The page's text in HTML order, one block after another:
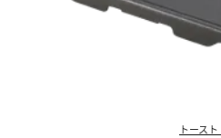
トースト